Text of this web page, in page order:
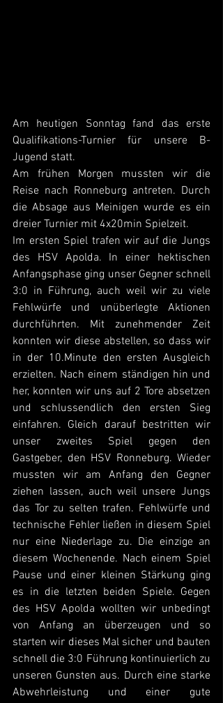
Am heutigen Sonntag fand das erste
Qualifikations-Turnier für unsere B-
Jugend statt.
Am frühen Morgen mussten wir die
Reise nach Ronneburg antreten. Durch
die Absage aus Meinigen wurde es ein
dreier Turnier mit 4x20min Spielzeit.
Im ersten Spiel trafen wir auf die Jungs
des HSV Apolda. In einer hektischen
Anfangsphase ging unser Gegner schnell
3:0 in Führung, auch weil wir zu viele
Fehlwürfe und unüberlegte Aktionen
durchführten. Mit zunehmender Zeit
konnten wir diese abstellen, so dass wir
in der 10.Minute den ersten Ausgleich
erzielten. Nach einem ständigen hin und
her, konnten wir uns auf 2 Tore absetzen
und schlussendlich den ersten Sieg
einfahren. Gleich darauf bestritten wir
unser zweites Spiel gegen den
Gastgeber, den HSV Ronneburg. Wieder
mussten wir am Anfang den Gegner
ziehen lassen, auch weil unsere Jungs
das Tor zu selten trafen. Fehlwürfe und
technische Fehler ließen in diesem Spiel
nur eine Niederlage zu. Die einzige an
diesem Wochenende. Nach einem Spiel
Pause und einer kleinen Stärkung ging
es in die letzten beiden Spiele. Gegen
des HSV Apolda wollten wir unbedingt
von Anfang an überzeugen und so
starten wir dieses Mal sicher und bauten
schnell die 3:0 Führung kontinuierlich zu
unseren Gunsten aus. Durch eine starke
Abwehrleistung und einer gute